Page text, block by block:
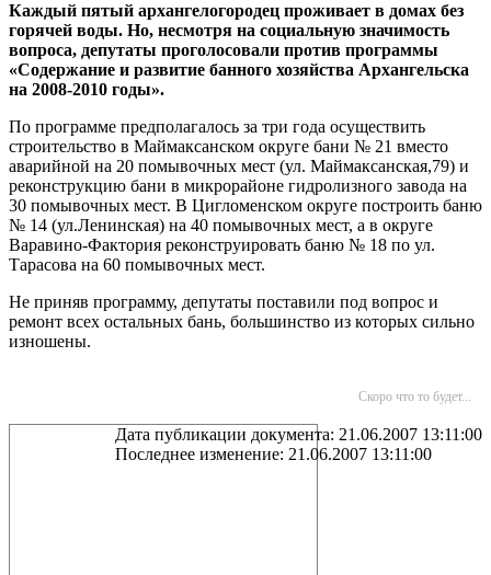
Каждый пятый архангелогородец проживает в домах без
горячей воды. Но, несмотря на социальную значимость
вопроса, депутаты проголосовали против программы
«Содержание и развитие банного хозяйства Архангельска
на 2008-2010 годы».
По программе предполагалось за три года осуществить
строительство в Маймаксанском округе бани № 21 вместо
аварийной на 20 помывочных мест (ул. Маймаксанская,79) и
реконструкцию бани в микрорайоне гидролизного завода на
30 помывочных мест. В Цигломенском округе построить баню
№ 14 (ул.Ленинская) на 40 помывочных мест, а в округе
Варавино-Фактория реконструировать баню № 18 по ул.
Тарасова на 60 помывочных мест.
Не приняв программу, депутаты поставили под вопрос и
ремонт всех остальных бань, большинство из которых сильно
изношены.
Скоро что то будет...
Дата публикации документа: 21.06.2007 13:11:00
Последнее изменение: 21.06.2007 13:11:00